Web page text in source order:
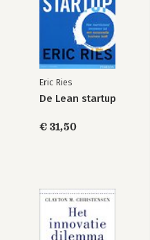
sector
Eric Ries
De Lean startup
€ 31,50